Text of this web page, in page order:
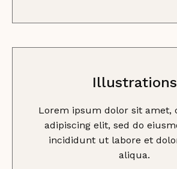
Illustrations
Lorem ipsum dolor sit amet,
adipiscing elit, sed do
incididunt ut labore et
aliqua.